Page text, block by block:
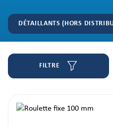
DÉTAILLANTS (HORS
FILTRE